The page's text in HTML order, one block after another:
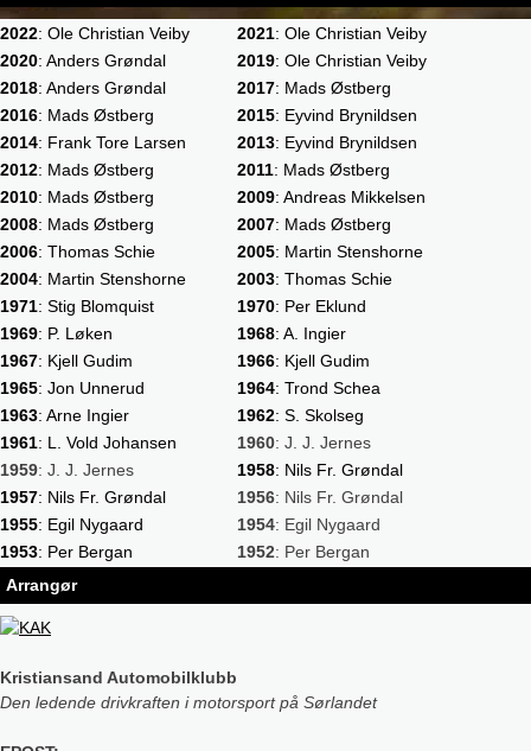
2022: Ole Christian Veiby 2021: Ole Christian Veiby
2020: Anders Grøndal 2019: Ole Christian Veiby
2018: Anders Grøndal 2017: Mads Østberg
2016: Mads Østberg 2015: Eyvind Brynildsen
2014: Frank Tore Larsen 2013: Eyvind Brynildsen
2012: Mads Østberg 2011: Mads Østberg
2010: Mads Østberg 2009: Andreas Mikkelsen
2008: Mads Østberg 2007: Mads Østberg
2006: Thomas Schie 2005: Martin Stenshorne
2004: Martin Stenshorne 2003: Thomas Schie
1971: Stig Blomquist 1970: Per Eklund
1969: P. Løken 1968: A. Ingier
1967: Kjell Gudim 1966: Kjell Gudim
1965: Jon Unnerud 1964: Trond Schea
1963: Arne Ingier 1962: S. Skolseg
1961: L. Vold Johansen 1960: J. J. Jernes
1959: J. J. Jernes 1958: Nils Fr. Grøndal
1957: Nils Fr. Grøndal 1956: Nils Fr. Grøndal
1955: Egil Nygaard 1954: Egil Nygaard
1953: Per Bergan 1952: Per Bergan
Arrangør
Kristiansand Automobilklubb
Den ledende drivkraften i motorsport på Sørlandet